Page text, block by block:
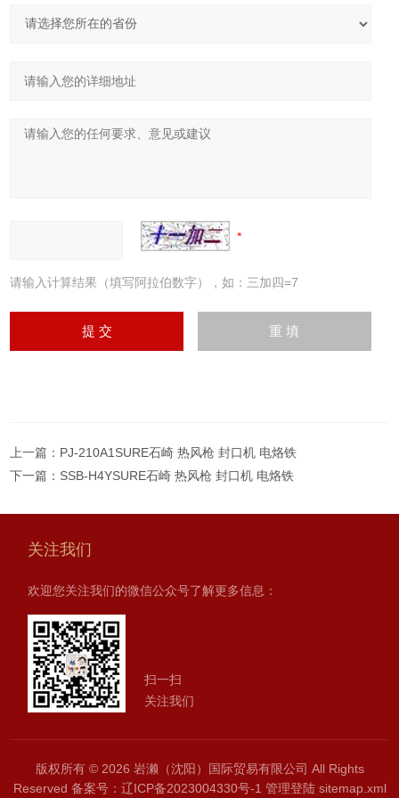
请输入计算结果（填写阿拉伯数字），如：三加四=7
上一篇： PJ-210A1SURE石崎 热风枪 封口机 电烙铁
下一篇： SSB-H4YSURE石崎 热风枪 封口机 电烙铁
关注我们
欢迎您关注我们的微信公众号了解更多信息：
扫一扫
关注我们
版权所有 © 2026 岩濑（沈阳）国际贸易有限公司 All Rights
Reserved 备案号：辽ICP备2023004330号-1 管理登陆 sitemap.xml